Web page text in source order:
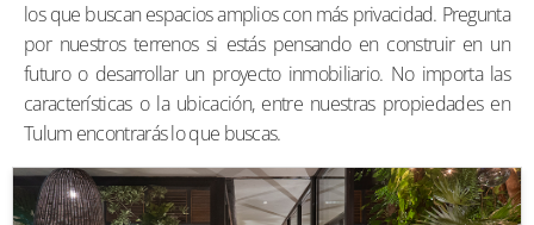
los que buscan espacios amplios con más privacidad. Pregunta
por nuestros terrenos si estás pensando en construir en un
futuro o desarrollar un proyecto inmobiliario. No importa las
características o la ubicación, entre nuestras propiedades en
Tulum encontrarás lo que buscas.